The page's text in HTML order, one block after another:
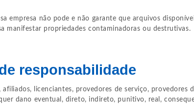
empresa não pode e não garante que arquivos
manifestar propriedades contaminadoras ou destrutivas.
responsabilidade
afiliados, licenciantes, provedores de serviço,
dano eventual, direto, indireto, punitivo, real,